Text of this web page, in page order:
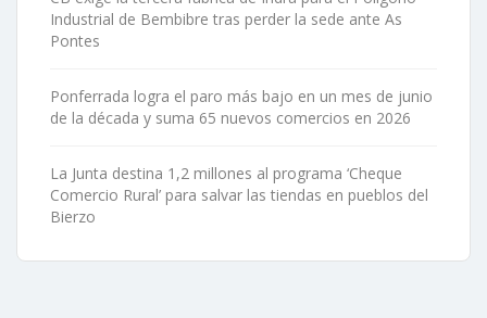
Industrial de Bembibre tras perder la sede ante As
Pontes
Ponferrada logra el paro más bajo en un mes de junio
de la década y suma 65 nuevos comercios en 2026
La Junta destina 1,2 millones al programa ‘Cheque
Comercio Rural’ para salvar las tiendas en pueblos del
Bierzo